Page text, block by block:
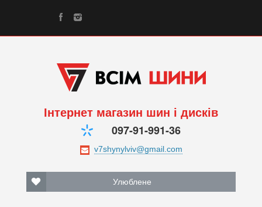
Інтернет магазин шин і дисків
097-91-991-36
Улюблене